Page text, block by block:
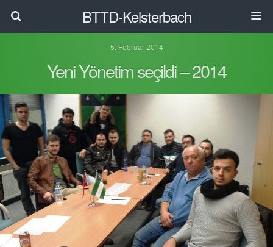
BTTD-Kelsterbach
5. Februar 2014
Yeni Yönetim seçildi – 2014